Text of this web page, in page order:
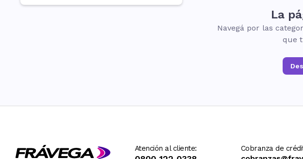
La
Navegá por las
que
Atención al cliente: Cobranza de